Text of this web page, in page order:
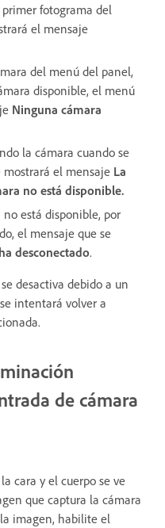
fotograma del
el mensaje
del menú del panel,
disponible, el menú
Ninguna cámara
la cámara cuando se
el mensaje La
no está disponible.
está disponible, por
el mensaje que se
desconectado.
desactiva debido a un
intentará volver a
de cámara
cara y el cuerpo se ve
que captura la cámara
imagen, habilite el